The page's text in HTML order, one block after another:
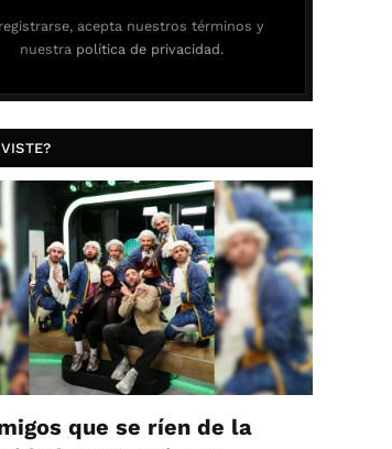
acepta nuestros términos y
nuestra política de privacidad.
que se ríen de la